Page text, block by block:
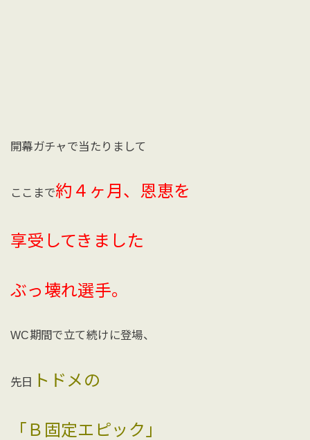
開幕ガチャで当たりまして
ここまで約４ヶ月、恩恵を
享受してきました
ぶっ壊れ選手。
WC期間で立て続けに登場、
先日 トドメの
「Ｂ固定エピック」